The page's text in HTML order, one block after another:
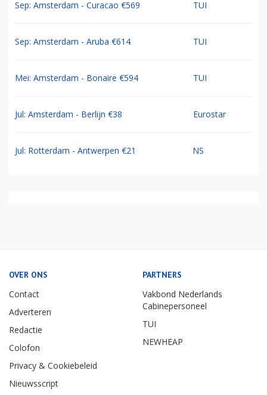
Sep: Amsterdam - Curacao €569 TUI
Sep: Amsterdam - Aruba €614 TUI
Mei: Amsterdam - Bonaire €594 TUI
Jul: Amsterdam - Berlijn €38 Eurostar
Jul: Rotterdam - Antwerpen €21 NS
OVER ONS
Contact
Adverteren
Redactie
Colofon
Privacy & Cookiebeleid
Nieuwsscript
PARTNERS
Vakbond Nederlands
Cabinepersoneel
TUI
NEWHEAP